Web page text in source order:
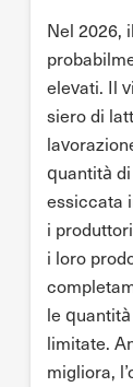
Nel 2026,
elevati. Il
siero di
quantità
essiccata
i
i loro
le
limitate.
migliora,